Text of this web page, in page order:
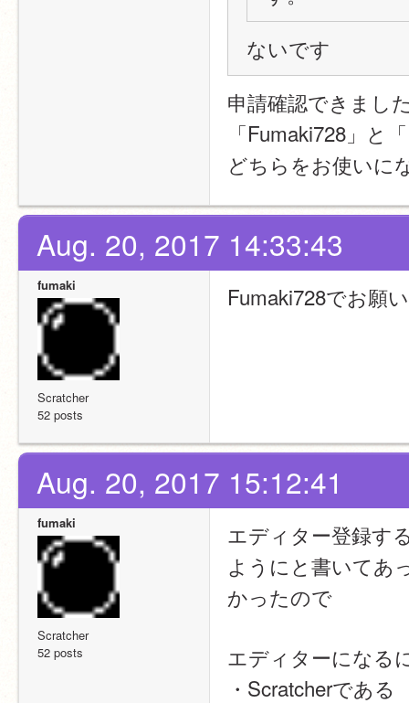
ないです
申請確認できまし
「Fumaki728」と
どちらをお使いに
Aug. 20, 2017 14:33:43
fumaki
Scratcher
52 posts
Fumaki728でお願
Aug. 20, 2017 15:12:41
fumaki
Scratcher
52 posts
エディター登録す
ようにと書いてあ
かったので
エディターになる
・Scratcherである